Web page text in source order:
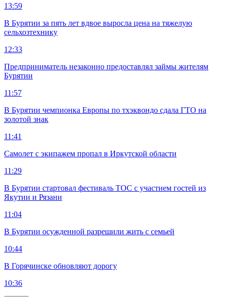
13:59
В Бурятии за пять лет вдвое выросла цена на тяжелую
сельхозтехнику
12:33
Предприниматель незаконно предоставлял займы жителям
Бурятии
11:57
В Бурятии чемпионка Европы по тхэквондо сдала ГТО на
золотой знак
11:41
Самолет с экипажем пропал в Иркутской области
11:29
В Бурятии стартовал фестиваль ТОС с участием гостей из
Якутии и Рязани
11:04
В Бурятии осужденной разрешили жить с семьей
10:44
В Горячинске обновляют дорогу
10:36